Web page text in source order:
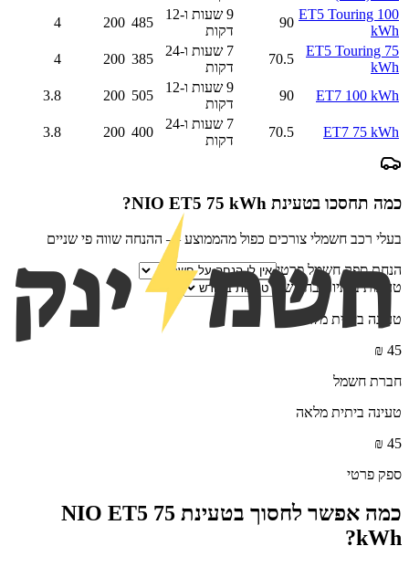
ET5 Touring 100
kWh
90
9 שעות ו-12
דקות
485
200
4
ET5 Touring 75
kWh
70.5
7 שעות ו-24
דקות
385
200
4
ET7 100 kWh
90
9 שעות ו-12
דקות
505
200
3.8
ET7 75 kWh
70.5
7 שעות ו-24
דקות
400
200
3.8
כמה תחסכו בטעינת NIO ET5 75 kWh
?
בעלי רכב חשמלי צורכים כפול מהממוצע — ההנחה שווה פי שניים
הנחת ספק חשמל פרטי
טעינות ביתיות בחודש
טעינה ביתית מלאה
45
₪
חברת חשמל
טעינה ביתית מלאה
45
₪
ספק פרטי
כמה אפשר לחסוך בטעינת NIO ET5 75
kWh
?